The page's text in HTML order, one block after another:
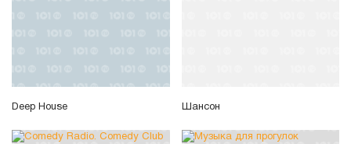
Deep House Шансон